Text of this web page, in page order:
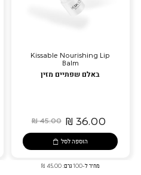
Kissable Nourishing Lip
Balm
באלם שפתיים מזין
36.00 ₪
45.00 ₪
הוספה לסל
מחיר ל-100 גרם: 45.00 ₪